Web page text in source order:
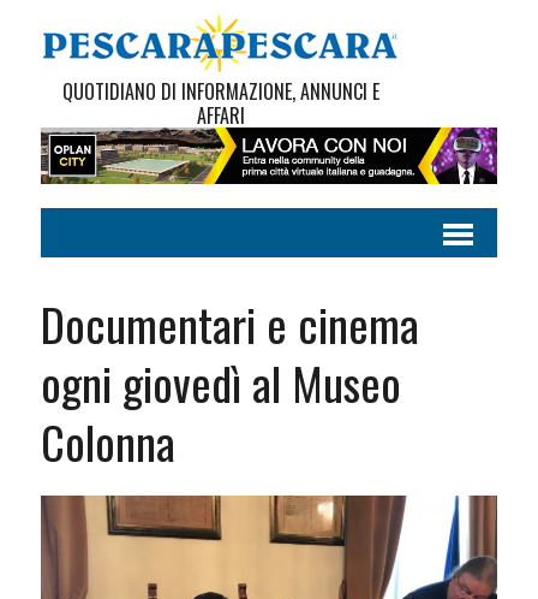
QUOTIDIANO DI INFORMAZIONE, ANNUNCI E
AFFARI
Documentari e cinema
ogni giovedì al Museo
Colonna